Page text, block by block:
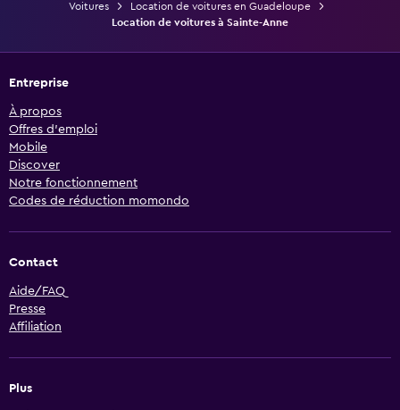
Voitures
Location de voitures en Guadeloupe
Location de voitures à Sainte-Anne
Entreprise
À propos
Offres d’emploi
Mobile
Discover
Notre fonctionnement
Codes de réduction momondo
Contact
Aide/FAQ
Presse
Affiliation
Plus